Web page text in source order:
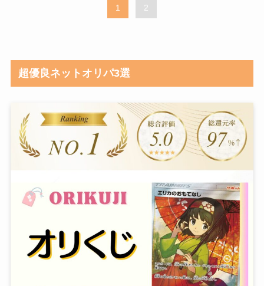
1 2
超優良ネットオリパ3選